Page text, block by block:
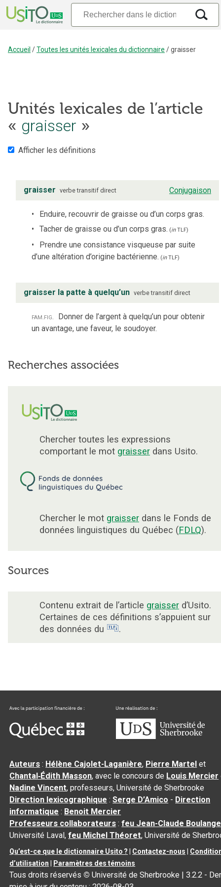
Accueil /Toutes les unités lexicales du dictionnaire /graisser
Unités lexicales de l’article
« graisser »
Afficher les définitions
graisser verbe transitif direct Conjugaison
Enduire, recouvrir de graisse ou d’un corps gras.
Tacher de graisse ou d’un corps gras. (inTLF)
Prendre une consistance visqueuse par suite
d’une altération d’origine bactérienne. (inTLF)
graisser la patte à quelqu’un verbe transitif direct
fam.fig. Donner de l’argent à quelqu’un pour obtenir
un avantage, une faveur, le soudoyer.
Recherches associées
Chercher toutes les expressions
comportant le mot graisser dans Usito.
Chercher le mot graisser dans le Fonds de
données linguistiques du Québec (FDLQ).
Sources
Contenu extrait de l’article graisser d’Usito.
Certaines de ces définitions s’appuient sur
des données du
.
Auteurs : Hélène Cajolet-Laganière, Pierre Martel et
Chantal‑Édith Masson, avec le concours de Louis Mercier
Nadine Vincent, professeurs, Université de Sherbrooke
Direction lexicographique :Serge D’Amico - Direction
informatique : Benoit Mercier
Professeurs collaborateurs :feu Jean-Claude
Université Laval,feu Michel Théoret, Université de
Qu’est-ce que le dictionnaire Usito ? Contactez-nous
d’utilisation
Paramètres des témoins
Tous droits réservés © Université de Sherbrooke |3.2.2 -